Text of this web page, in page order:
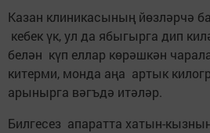
Казан клиникасының йөзләрчә
кебек үк, ул да ябыгырга дип
белән күп еллар көрәшкән
китерми, монда аңа артык
арынырга вәгъдә итәләр.
Билгесез апаратта хатын-